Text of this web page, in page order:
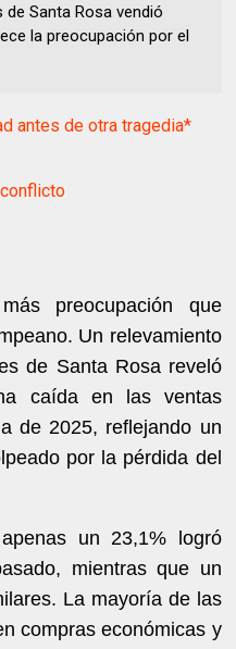
Santa Rosa vendió
la preocupación por el
antes de otra tragedia*
preocupación que
Un relevamiento
de Santa Rosa reveló
caída en las ventas
de 2025, reflejando un
por la pérdida del
un 23,1% logró
mientras que un
La mayoría de las
compras económicas y